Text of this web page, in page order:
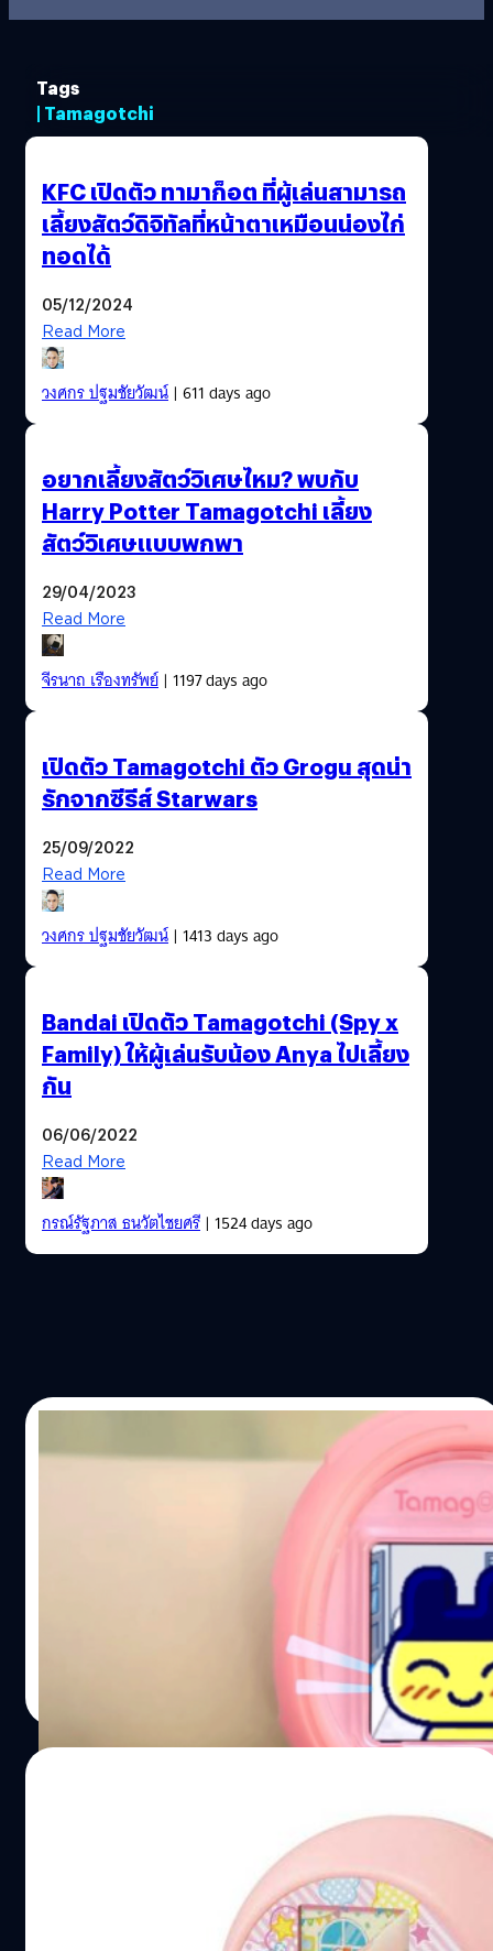
Tags
| Tamagotchi
KFC เปิดตัว ทามาก็อต ที่ผู้เล่นสามารถ
เลี้ยงสัตว์ดิจิทัลที่หน้าตาเหมือนน่องไก่
ทอดได้
05/12/2024
Read More
วงศกร ปฐมชัยวัฒน์| 611 days ago
อยากเลี้ยงสัตว์วิเศษไหม? พบกับ
Harry Potter Tamagotchi เลี้ยง
สัตว์วิเศษแบบพกพา
29/04/2023
Read More
จีรนาถ เรืองทรัพย์| 1197 days ago
เปิดตัว Tamagotchi ตัว Grogu สุดน่า
รักจากซีรีส์ Starwars
25/09/2022
Read More
วงศกร ปฐมชัยวัฒน์| 1413 days ago
Bandai เปิดตัว Tamagotchi (Spy x
Family) ให้ผู้เล่นรับน้อง Anya ไปเลี้ยง
กัน
06/06/2022
Read More
กรณ์รัฐภาส ธนวัตไชยศรี| 1524 days ago
Bandai เปิดตัวนาฬิกา Tamagotchi Smart
Tamagotchi หรือเครื่องเล่นเกมสัตว์เลี้ยงแบบพกพารูปทรงไข่
ที่วัยรุ่นสมัยก่อนรู้จักกันดี ในปีนี้เนื่องจากเกมมีอายุครบ 25 ปี
แล้ว ทาง Bandai จึงเปิดตัว Tamagotchi Smart เพื่อเฉลิม
| 1875 days ago
‘Punirunes’ ทามาก็อตจิสัตว์เลี้ยงเสมือนจริง
‘Punirunes’ ของเล่นชิ้นใหม่จากบริษัททาการะ โทมี่ (Takara
Tomy) มีหน้าตาคล้ายทามาก็อตจิ แต่มาพร้อมระบบเซ็นเซอร์